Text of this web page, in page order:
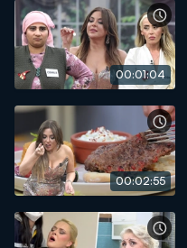
00:01:04
00:02:55